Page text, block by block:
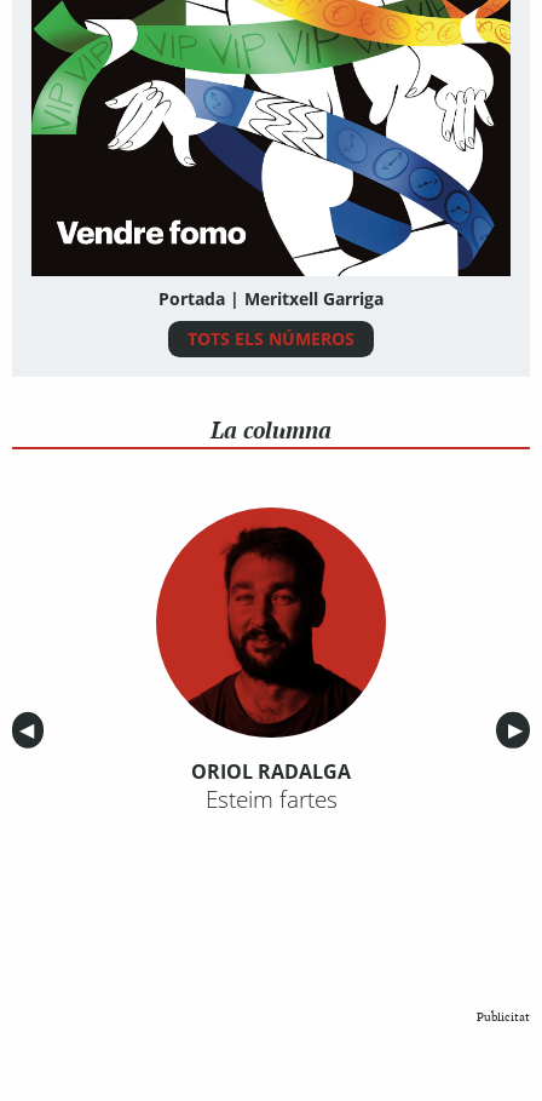
Portada | Meritxell Garriga
TOTS ELS NÚMEROS
La columna
Anterior
◀︎ ▶︎
ORIOL RADALGA
Esteim fartes
Publicitat